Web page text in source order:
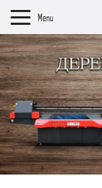
Menu